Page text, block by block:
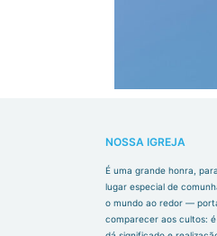
NOSSA IGREJA
É uma grande honra,
lugar especial de
o mundo ao redor —
comparecer aos cultos: